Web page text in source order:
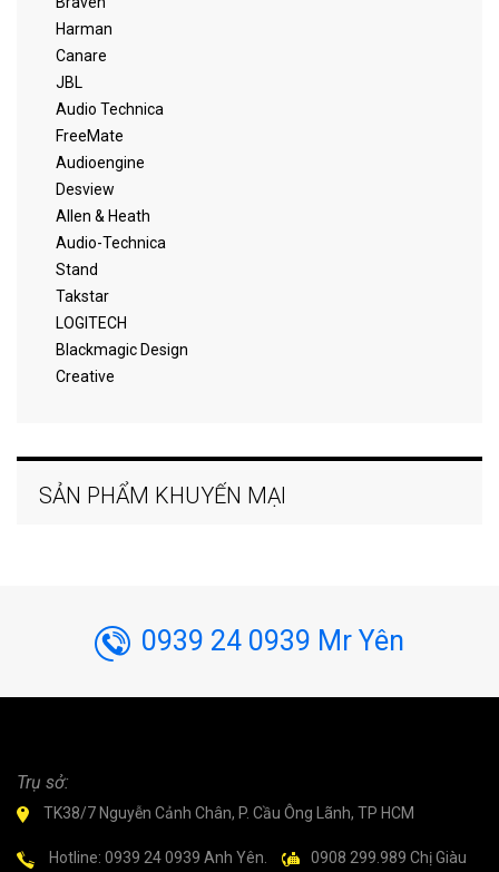
Harman
Canare
JBL
Audio Technica
FreeMate
Audioengine
Desview
Allen & Heath
Audio-Technica
Stand
Takstar
LOGITECH
Blackmagic Design
Creative
SẢN PHẨM KHUYẾN MẠI
0939 24 0939 Mr Yên
Trụ sở:
TK38/7 Nguyễn Cảnh Chân, P. Cầu Ông Lãnh, TP HCM
Hotline: 0939 24 0939 Anh Yên. 0908 299.989 Chị Giàu